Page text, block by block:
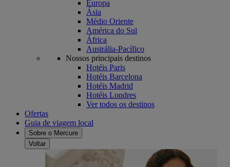
Europa
Ásia
Médio Oriente
América do Sul
África
Austrália-Pacífico
Nossos principais destinos
Hotéis Paris
Hotéis Barcelona
Hotéis Madrid
Hotéis Londres
Ver todos os destinos
Ofertas
Guia de viagem local
Sobre o Mercure
Voltar